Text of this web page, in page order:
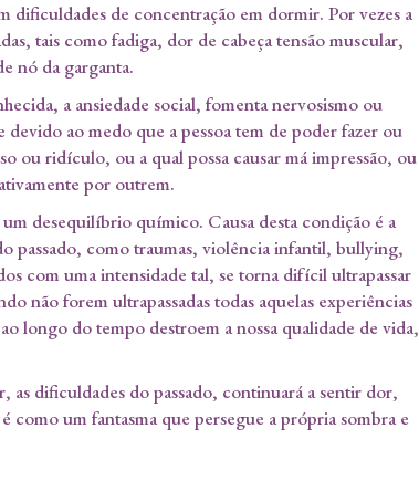
dificuldades de concentração em dormir. Por vezes a
tais como fadiga, dor de cabeça tensão muscular,
nó da garganta.
a ansiedade social, fomenta nervosismo ou
ao medo que a pessoa tem de poder fazer ou
ou ridículo, ou a qual possa causar má impressão, ou
por outrem.
desequilíbrio químico. Causa desta condição é a
passado, como traumas, violência infantil, bullying,
com uma intensidade tal, se torna difícil ultrapassar
não forem ultrapassadas todas aquelas experiências
longo do tempo destroem a nossa qualidade de vida,
as dificuldades do passado, continuará a sentir dor,
como um fantasma que persegue a própria sombra e